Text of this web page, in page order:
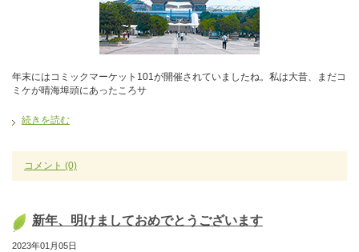
年末にはコミックマーケット101が開催されていましたね。私は大昔、まだコ
ミケが晴海埠頭にあったころサ
続きを読む
コメント (0)
新年、明けましておめでとうございます
2023年01月05日